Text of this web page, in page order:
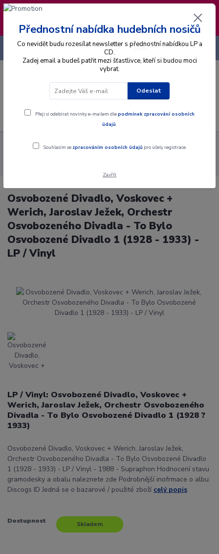
❣️ Od 4.8. do 13.8. čerpám dovolenou. Datum
expedice objednávek se posouvá na pátek
14.8.2026 🐋
Menu
CZK
+420 725 736 293
Alba Gramodesky
Osvobozené Divadlo, Voskovec + Werich,
Osvobozené Divadlo, Voskovec +
Werich, Jaroslav Ježek, Orchestr
Osvobozeného Divadla - To Bylo
Osvobozené Divadlo 1 (1928 - 1933) -
LP / Vinyl
LP / Vinyl: Osvobozené Divadlo, Voskovec +
Werich, Jaroslav Ježek, Orchestr Osvobozeného
Divadla - To Bylo Osvobozené Divadlo 1 (1928 ?
1933)
Osvobozené Divadlo, Voskovec + Werich, Jaroslav Ježek,
Orchestr Osvobozeného Divadla - To Bylo Osvobozené Divadlo
1 (1928 - 1933) - LP / Vinyl - 1988 - Supraphon Hodnocení stavu
gramodesky a obalu naleznete zde Podrobnější inofrmace o albu:
Discogs ID Jedná se o bazarové / použité zboží celý popis
Dostupnost Skladem
Přednostní nabídka hudebních nosičů
Co nevidět budu rozesílat newsletter s přednostní nabídkou LP a
CD.
Zadej email a budeš patřit mezi šťastlivce, kteří si budou moci
vybrat.
Odeslat
Přeji si odebírat novinky e-mailem dlepodmínek zpracování osobních
údajů.
Souhlasím se zpracováním osobních údajů pro účely registrace.
Zavřít